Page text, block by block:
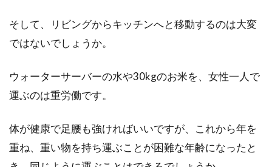
い？アパート選びのポイント
鉄骨）・鉄筋コンクリート造などがあります。
それぞれ...
そして、リビングからキッチンへと移動するのは大変
ではないでしょうか。
ウォーターサーバーの水や30kgのお米を、女性一人で
運ぶのは重労働です。
体が健康で足腰も強ければいいですが、これから年を
重ね、重い物を持ち運ぶことが困難な年齢になったと